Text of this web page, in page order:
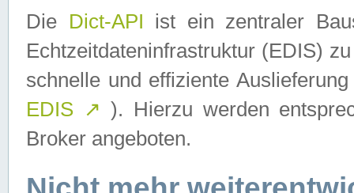
Die Dict-API ist ein zentraler
Echtzeitdateninfrastruktur (EDIS)
schnelle und effiziente
EDIS ↗ ). Hierzu werden
Broker angeboten.